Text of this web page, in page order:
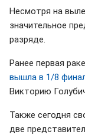
Несмотря на
значительное
разряде.
Ранее первая
вышла в 1/8
Викторию
Также сегодня
две